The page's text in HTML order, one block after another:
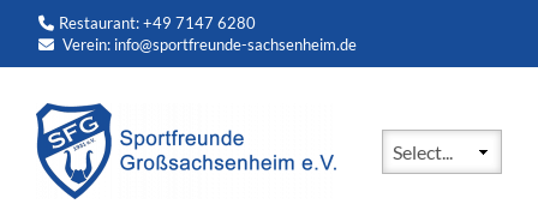
Restaurant: +49 7147 6280
Verein: info@sportfreunde-sachsenheim.de